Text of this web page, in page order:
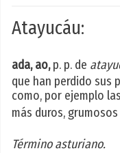
Atayucáu:
ada, ao,p. p. de
que han perdido sus
como, por ejemplo
más duros,
Término asturiano.